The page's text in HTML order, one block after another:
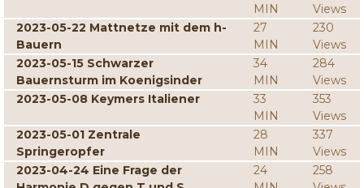
MIN
Views
2023-05-22 Mattnetze mit dem h-
Bauern
27
MIN
230
Views
2023-05-15 Schwarzer
Bauernsturm im Koenigsinder
34
MIN
284
Views
2023-05-08 Keymers Italiener
33
MIN
353
Views
2023-05-01 Zentrale
Springeropfer
28
MIN
337
Views
2023-04-24 Eine Frage der
24
258